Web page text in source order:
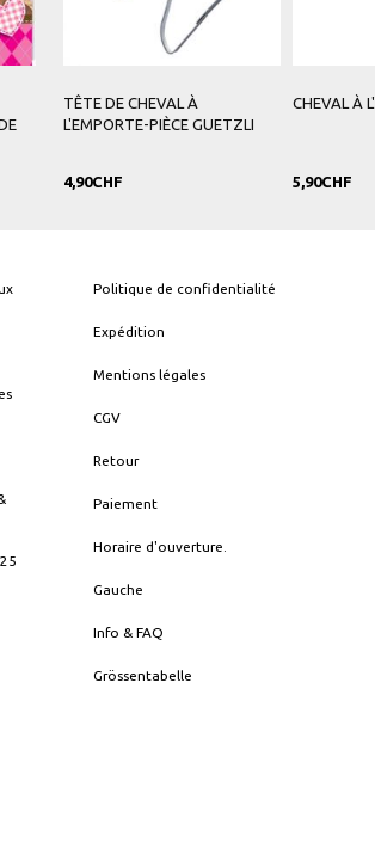
MURALE PRINCE
MOULE À MUFFINS CHEVAL
Politique de confidentialité
Expédition
Mentions légales
CGV
Retour
Paiement
Horaire d'ouverture.
Gauche
Info & FAQ
Grössentabelle